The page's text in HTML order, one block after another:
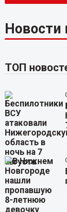
Новости
ТОП